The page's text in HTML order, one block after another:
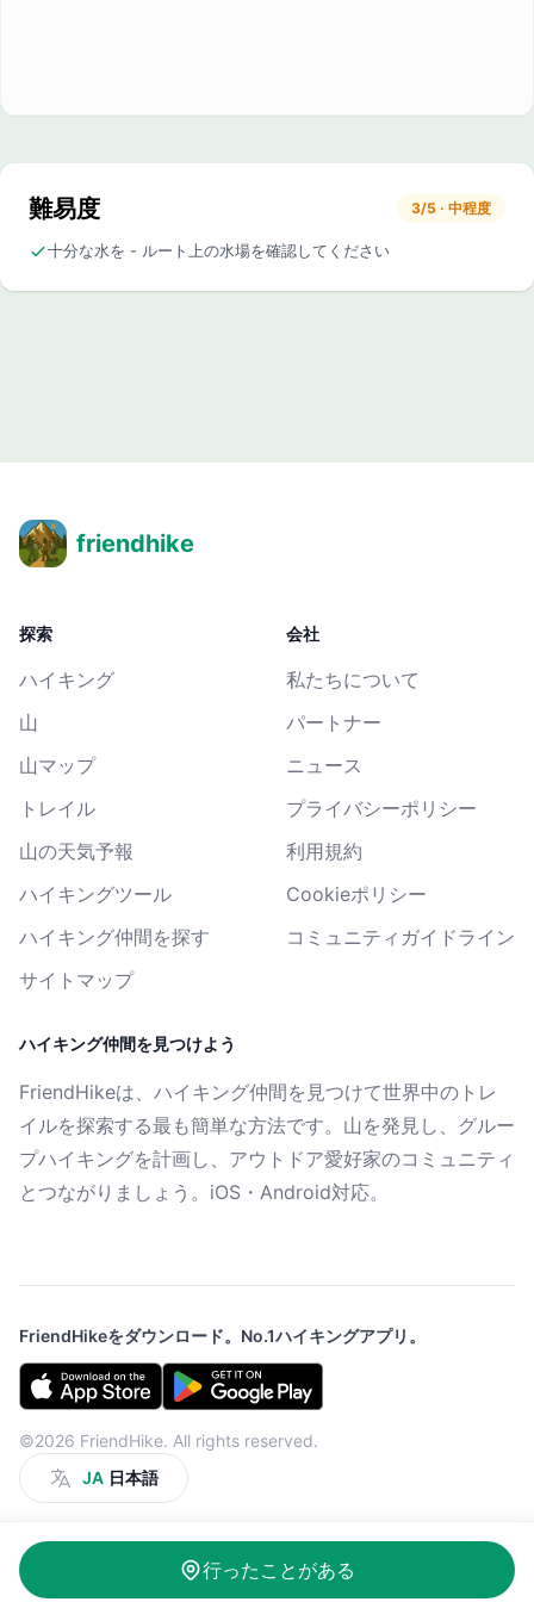
難易度 3/5 · 中程度
十分な水を - ルート上の水場を確認してください
行ったことがある
friendhike
探索
ハイキング
山
山マップ
トレイル
山の天気予報
ハイキングツール
ハイキング仲間を探す
サイトマップ
会社
私たちについて
パートナー
ニュース
プライバシーポリシー
利用規約
Cookieポリシー
コミュニティガイドライン
ハイキング仲間を見つけよう
FriendHikeは、ハイキング仲間を見つけて世界中のトレ
イルを探索する最も簡単な方法です。山を発見し、グルー
プハイキングを計画し、アウトドア愛好家のコミュニティ
とつながりましょう。iOS・Android対応。
FriendHikeをダウンロード。No.1ハイキングアプリ。
©2026 FriendHike. All rights reserved.
JA 日本語